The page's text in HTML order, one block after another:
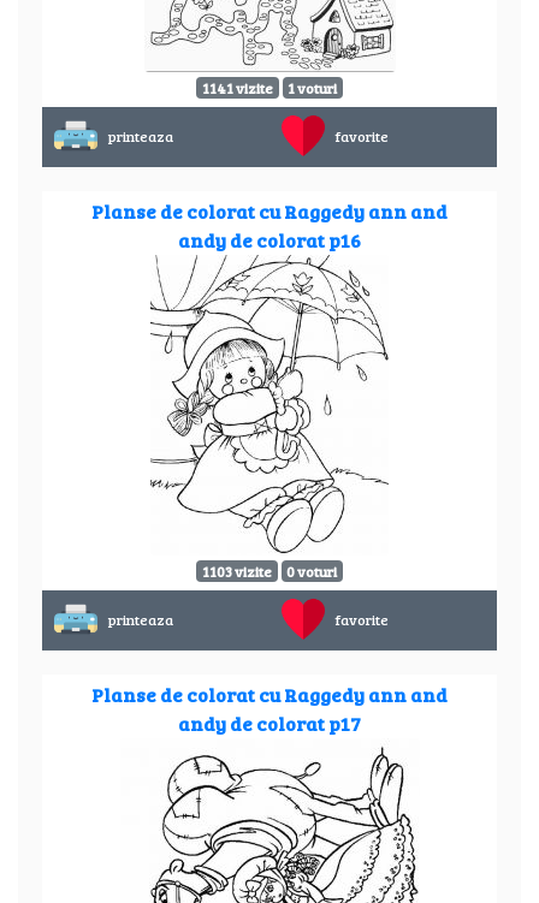
1141 vizite 1 voturi
printeaza favorite
Planse de colorat cu Raggedy ann and
andy de colorat p16
1103 vizite 0 voturi
printeaza favorite
Planse de colorat cu Raggedy ann and
andy de colorat p17